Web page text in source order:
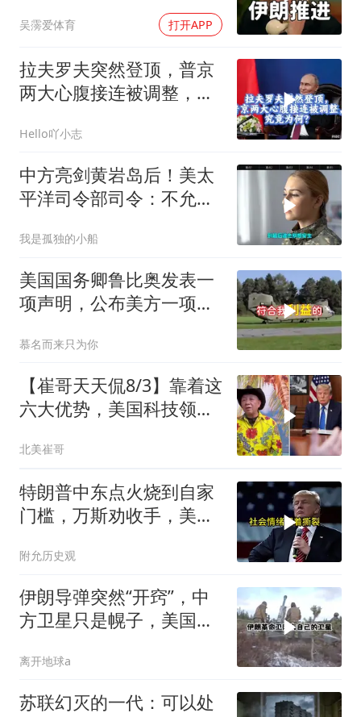
吴霶爱体育 打开APP
拉夫罗夫突然登顶，普京
两大心腹接连被调整，究
Hello吖小志
中方亮剑黄岩岛后！美太
平洋司令部司令：不允许
我是孤独的小船
美国国务卿鲁比奥发表一
项声明，公布美方一项重
慕名而来只为你
【崔哥天天侃8/3】靠着这
六大优势，美国科技领军
北美崔哥
特朗普中东点火烧到自家
门槛，万斯劝收手，美国
附允历史观
伊朗导弹突然“开窍”，中
方卫星只是幌子，美国真
离开地球a
苏联幻灭的一代：可以处